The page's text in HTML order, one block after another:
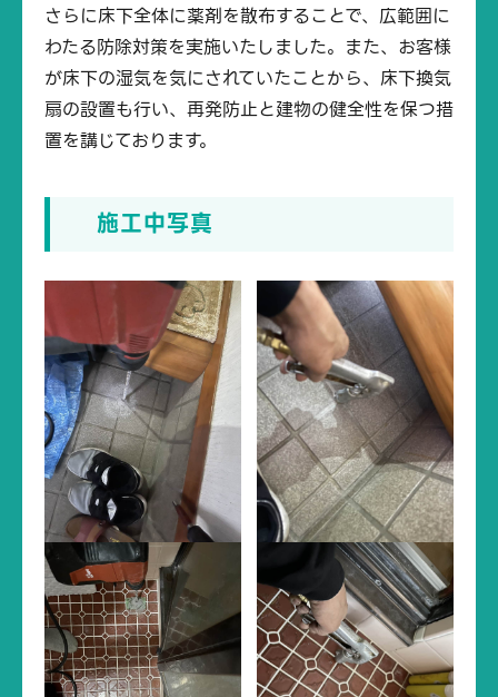
さらに床下全体に薬剤を散布することで、広範囲に
わたる防除対策を実施いたしました。また、お客様
が床下の湿気を気にされていたことから、床下換気
扇の設置も行い、再発防止と建物の健全性を保つ措
置を講じております。
施工中写真